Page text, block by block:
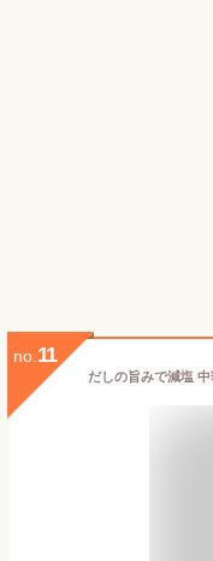
no. 11